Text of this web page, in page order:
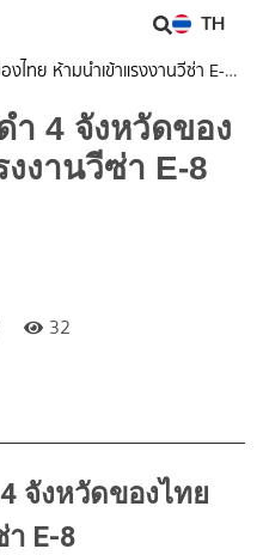
TH
ไทย ห้ามนำเข้าแรงงานวีซ่า E-8
4 จังหวัดของ
งานวีซ่า E-8
32
จังหวัดของไทย
E-8